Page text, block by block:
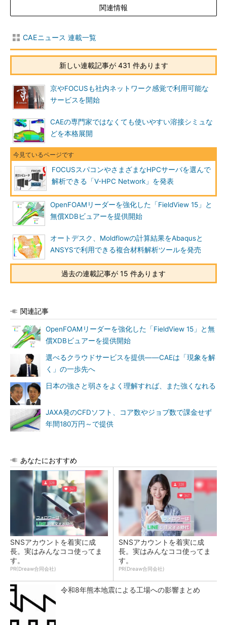
関連情報
CAEニュース 連載一覧
新しい連載記事が 431 件あります
京やFOCUSも社内ネットワーク感覚で利用可能な
サービスを開始
CAEの専門家ではなくても使いやすい溶接シミュな
どを本格展開
FOCUSスパコンやさまざまなHPCサーバを選んで
解析できる「V-HPC Network」を発表
OpenFOAMリーダーを強化した「FieldView 15」と
無償XDBビュアーを提供開始
オートデスク、Moldflowの計算結果をAbaqusと
ANSYSで利用できる複合材料解析ツールを発売
過去の連載記事が 15 件あります
関連記事
OpenFOAMリーダーを強化した「FieldView 15」と無
償XDBビュアーを提供開始
選べるクラウドサービスを提供――CAEは「現象を解
く」の一歩先へ
日本の強さと弱さをよく理解すれば、また強くなれる
JAXA発のCFDソフト、コア数やジョブ数で課金せず
年間180万円～で提供
あなたにおすすめ
SNSアカウントを着実に成
長。実はみんなココ使ってま
す。
PR(Dreaw合同会社)
SNSアカウントを着実に成
長。実はみんなココ使ってま
す。
PR(Dreaw合同会社)
令和8年熊本地震による工場への影響まとめ